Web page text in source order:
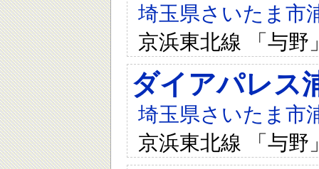
埼玉県さいたま市
京浜東北線 「与野
ダイアパレス
埼玉県さいたま市
京浜東北線 「与野